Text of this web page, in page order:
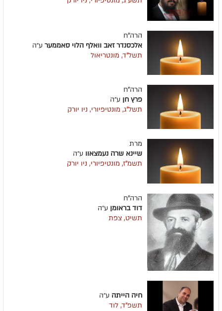
הרה"ח
אלכסנדר זאב וואלף הלוי סאממער ע״ה
תשל"ד, מונטריאול
הרה"ח
פרץ חן ע״ה
תשל"ג, מונטיפיורי, ניו יורק
מרת
שיינא שרה נעמצאוו ע״ה
תשמ"ז, מונטיפיורי, ניו יורק
הרה"ח
דוד בראומן ע״ה
תשיט, צפת
חיה הייתה ע״ה
תשפ"ד, לוד